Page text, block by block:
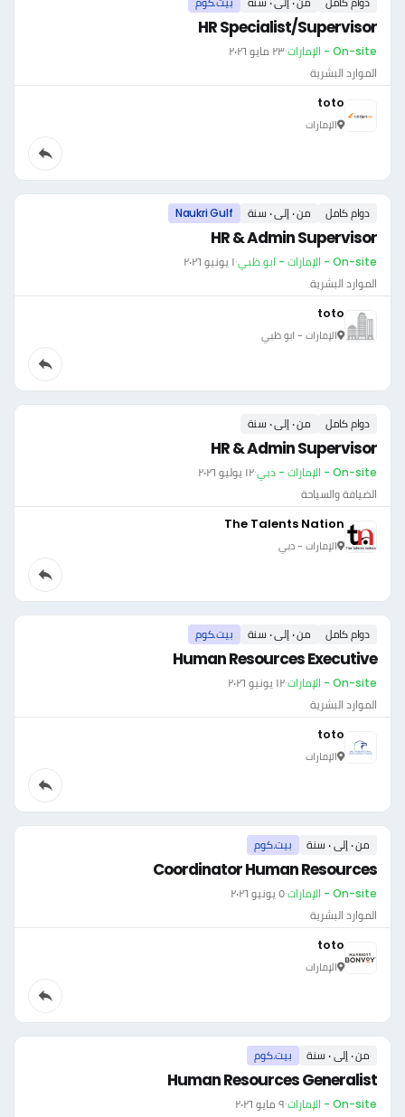
HR Specialist/Supervisor
On-site - الإمارات ·٢٣ مايو ٢٠٢٦
الموارد البشرية
toto
الإمارات
دوام كامل من ٠ إلى ٠ سنة Naukri Gulf
HR & Admin Supervisor
On-site - الإمارات - ابو ظبي ·١ يونيو ٢٠٢٦
الموارد البشرية
toto
الإمارات - ابو ظبي
دوام كامل من ٠ إلى ٠ سنة
HR & Admin Supervisor
On-site - الإمارات - دبي ·١٢ يوليو ٢٠٢٦
الضيافة والسياحة
The Talents Nation
الإمارات - دبي
دوام كامل من ٠ إلى ٠ سنة بيت.كوم
Human Resources Executive
On-site - الإمارات ·١٢ يونيو ٢٠٢٦
الموارد البشرية
toto
الإمارات
من ٠ إلى ٠ سنة بيت.كوم
Coordinator Human Resources
On-site - الإمارات ·٥ يونيو ٢٠٢٦
الموارد البشرية
toto
الإمارات
من ٠ إلى ٠ سنة بيت.كوم
Human Resources Generalist
On-site - الإمارات ·٩ مايو ٢٠٢٦